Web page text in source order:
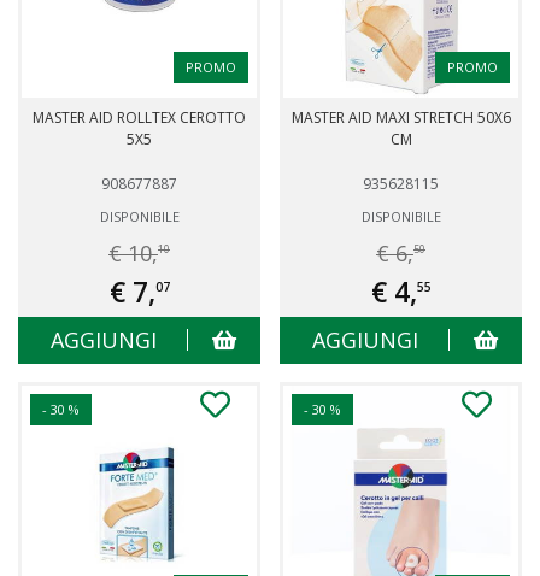
PROMO
MASTER AID ROLLTEX CEROTTO
5X5
908677887
DISPONIBILE
€ 10,10
€ 7,07
AGGIUNGI
PROMO
MASTER AID MAXI STRETCH 50X6
CM
935628115
DISPONIBILE
€ 6,50
€ 4,55
AGGIUNGI
- 30 % - 30 %